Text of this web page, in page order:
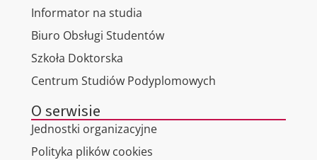
Informator na studia
Biuro Obsługi Studentów
Szkoła Doktorska
Centrum Studiów Podyplomowych
O serwisie
Jednostki organizacyjne
Polityka plików cookies